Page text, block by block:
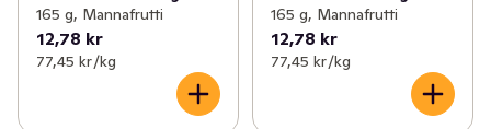
165 g, Mannafrutti
12,78 kr
77,45 kr /kg
165 g, Mannafrutti
12,78 kr
77,45 kr /kg